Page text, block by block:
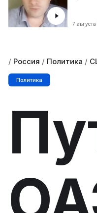
7
/ Россия / Политика /
Политика